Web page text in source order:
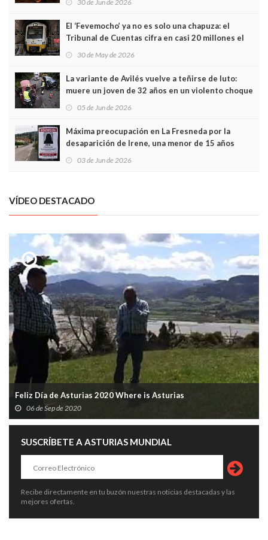
30 de Jun de 2026
El ‘Fevemocho’ ya no es solo una chapuza: el
Tribunal de Cuentas cifra en casi 20 millones el
sobrecoste de los trenes que no cabían por los
30 de May de 2026
La variante de Avilés vuelve a teñirse de luto:
muere un joven de 32 años en un violento choque
frontal
05 de Jun de 2026
Máxima preocupación en La Fresneda por la
desaparición de Irene, una menor de 15 años
03 de Jun de 2026
VÍDEO DESTACADO
Feliz Día de Asturias 2020 Where is Asturias
06 de Sep de 2020
SUSCRÍBETE A ASTURIAS MUNDIAL
Recibe directamente en tu buzón nuestras noticias destacadas y las
mejores ofertas.